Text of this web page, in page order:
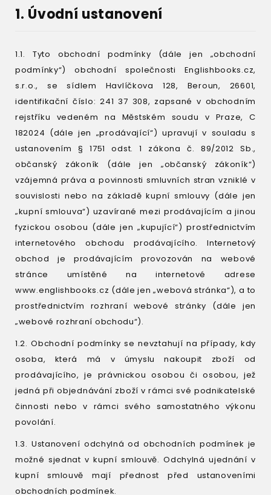
1. Úvodní ustanovení
1.1. Tyto obchodní podmínky (dále jen „obchodní
podmínky“) obchodní společnosti Englishbooks.cz,
s.r.o., se sídlem Havlíčkova 128, Beroun, 26601,
identifikační číslo: 241 37 308, zapsané v obchodním
rejstříku vedeném na Městském soudu v Praze, C
182024 (dále jen „prodávající“) upravují v souladu s
ustanovením § 1751 odst. 1 zákona č. 89/2012 Sb.,
občanský zákoník (dále jen „občanský zákoník“)
vzájemná práva a povinnosti smluvních stran vzniklé v
souvislosti nebo na základě kupní smlouvy (dále jen
„kupní smlouva“) uzavírané mezi prodávajícím a jinou
fyzickou osobou (dále jen „kupující“) prostřednictvím
internetového obchodu prodávajícího. Internetový
obchod je prodávajícím provozován na webové
stránce umístěné na internetové adrese
www.englishbooks.cz (dále jen „webová stránka“), a to
prostřednictvím rozhraní webové stránky (dále jen
„webové rozhraní obchodu“).
1.2. Obchodní podmínky se nevztahují na případy, kdy
osoba, která má v úmyslu nakoupit zboží od
prodávajícího, je právnickou osobou či osobou, jež
jedná při objednávání zboží v rámci své podnikatelské
činnosti nebo v rámci svého samostatného výkonu
povolání.
1.3. Ustanovení odchylná od obchodních podmínek je
možné sjednat v kupní smlouvě. Odchylná ujednání v
kupní smlouvě mají přednost před ustanoveními
obchodních podmínek.